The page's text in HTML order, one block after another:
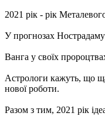
2021 рік - рік
У прогнозах
Ванга у своїх
Астрологи кажуть, що
нової роботи.
Разом з тим, 2021 рік